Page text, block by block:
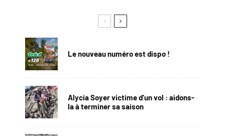
Le nouveau numéro est dispo !
Alycia Soyer victime d’un vol : aidons-
la à terminer sa saison